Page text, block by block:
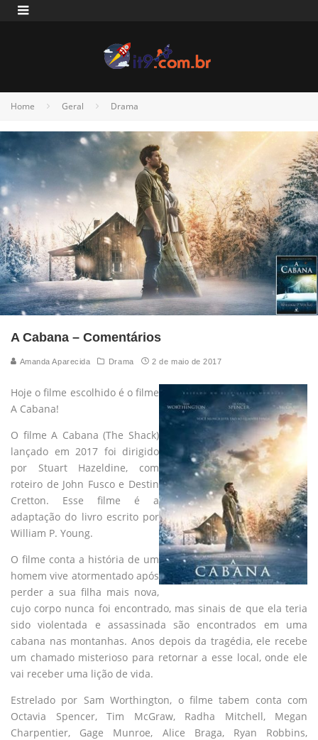
Home Geral Drama
A Cabana – Comentários
Amanda Aparecida Drama 2 de maio de 2017
Hoje o filme escolhido é o filme
A Cabana!
O filme A Cabana (The Shack)
lançado em 2017 foi dirigido
por Stuart Hazeldine, com
roteiro de John Fusco e Destin
Cretton. Esse filme é a
adaptação do livro escrito por
William P. Young.
O filme conta a história de um
homem vive atormentado após
perder a sua filha mais nova,
cujo corpo nunca foi encontrado, mas sinais de que ela teria
sido violentada e assassinada são encontrados em uma
cabana nas montanhas. Anos depois da tragédia, ele recebe
um chamado misterioso para retornar a esse local, onde ele
vai receber uma lição de vida.
Estrelado por Sam Worthington, o filme tabem conta com
Octavia Spencer, Tim McGraw, Radha Mitchell, Megan
Charpentier, Gage Munroe, Alice Braga, Ryan Robbins,